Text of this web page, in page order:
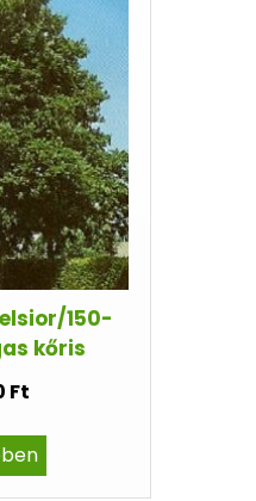
150-
kőris
Ft